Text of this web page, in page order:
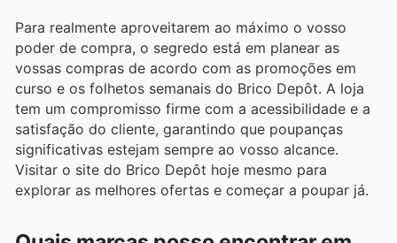
Para realmente aproveitarem ao máximo o vosso
poder de compra, o segredo está em planear as
vossas compras de acordo com as promoções em
curso e os folhetos semanais do Brico Depôt. A loja
tem um compromisso firme com a acessibilidade e a
satisfação do cliente, garantindo que poupanças
significativas estejam sempre ao vosso alcance.
Visitar o site do Brico Depôt hoje mesmo para
explorar as melhores ofertas e começar a poupar já.